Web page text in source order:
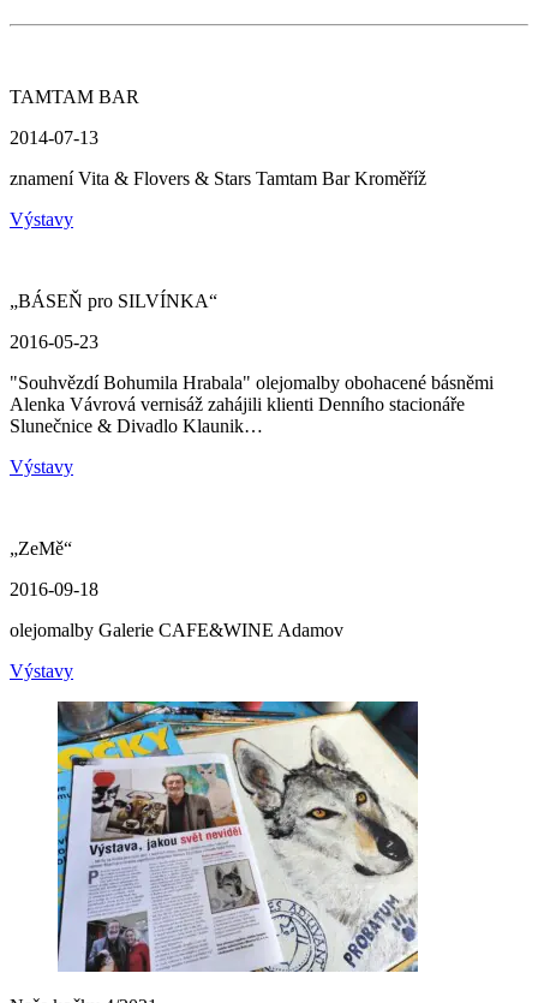
TAMTAM BAR
2014-07-13
znamení Vita & Flovers & Stars Tamtam Bar Kroměříž
Výstavy
„BÁSEŇ pro SILVÍNKA“
2016-05-23
"Souhvězdí Bohumila Hrabala" olejomalby obohacené básněmi
Alenka Vávrová vernisáž zahájili klienti Denního stacionáře
Slunečnice & Divadlo Klaunik…
Výstavy
„ZeMě“
2016-09-18
olejomalby Galerie CAFE&WINE Adamov
Výstavy